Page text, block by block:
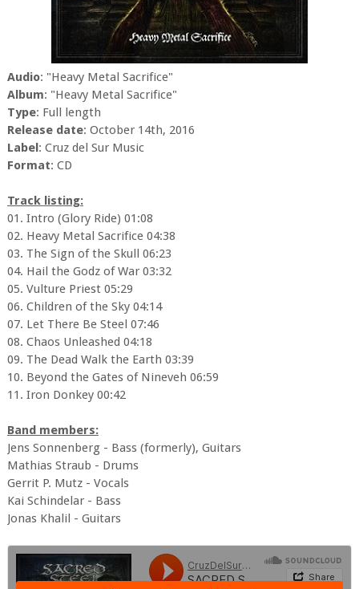
Audio: "Heavy Metal Sacrifice"
Album: "Heavy Metal Sacrifice"
Type: Full length
Release date: October 14th, 2016
Label: Cruz del Sur Music
Format: CD
Track listing:
01. Intro (Glory Ride) 01:08
02. Heavy Metal Sacrifice 04:38
03. The Sign of the Skull 06:23
04. Hail the Godz of War 03:32
05. Vulture Priest 05:29
06. Children of the Sky 04:14
07. Let There Be Steel 07:46
08. Chaos Unleashed 04:18
09. The Dead Walk the Earth 03:39
10. Beyond the Gates of Nineveh 06:59
11. Iron Donkey 00:42
Band members:
Jens Sonnenberg - Bass (formerly), Guitars
Mathias Straub - Drums
Gerrit P. Mutz - Vocals
Kai Schindelar - Bass
Jonas Khalil - Guitars